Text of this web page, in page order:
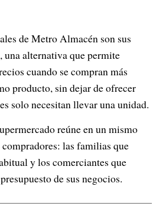
de Metro Almacén son sus
una alternativa que permite
cuando se compran más
producto, sin dejar de ofrecer
solo necesitan llevar una unidad.
reúne en un mismo
las familias que
y los comerciantes que
de sus negocios.